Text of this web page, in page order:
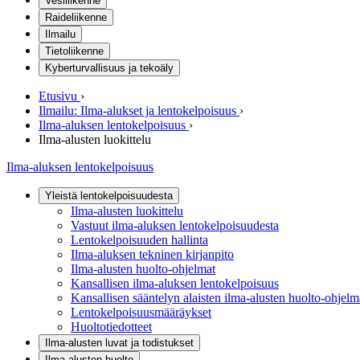
Raideliikenne
Ilmailu
Tietoliikenne
Kyberturvallisuus ja tekoäly
Etusivu ›
Ilmailu: Ilma-alukset ja lentokelpoisuus ›
Ilma-aluksen lentokelpoisuus ›
Ilma-alusten luokittelu
Ilma-aluksen lentokelpoisuus
Yleistä lentokelpoisuudesta
Ilma-alusten luokittelu
Vastuut ilma-aluksen lentokelpoisuudesta
Lentokelpoisuuden hallinta
Ilma-aluksen tekninen kirjanpito
Ilma-alusten huolto-ohjelmat
Kansallisen ilma-aluksen lentokelpoisuus
Kansallisen sääntelyn alaisten ilma-alusten huolto-
Lentokelpoisuusmääräykset
Huoltotiedotteet
Ilma-alusten luvat ja todistukset